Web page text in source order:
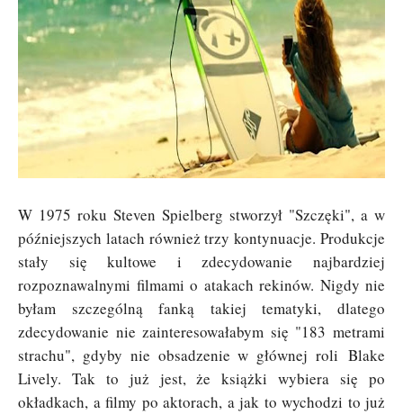
W 1975 roku Steven Spielberg stworzył "Szczęki", a w
późniejszych latach również trzy kontynuacje. Produkcje
stały się kultowe i zdecydowanie najbardziej
rozpoznawalnymi filmami o atakach rekinów. Nigdy nie
byłam szczególną fanką takiej tematyki, dlatego
zdecydowanie nie zainteresowałabym się "183 metrami
strachu", gdyby nie obsadzenie w głównej roli Blake
Lively. Tak to już jest, że książki wybiera się po
okładkach, a filmy po aktorach, a jak to wychodzi to już